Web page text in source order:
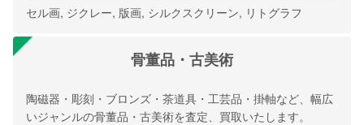
セル画, ジクレー, 版画, シルクスクリーン, リトグラフ
骨董品・古美術
陶磁器・彫刻・ブロンズ・茶道具・工芸品・掛軸など、幅広
いジャンルの骨董品・古美術を査定、買取いたします。